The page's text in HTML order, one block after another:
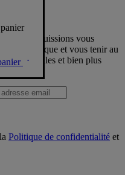
nous puissions vous
Diptyque et vous tenir au
spéciales et bien plus
Politique de confidentialité et